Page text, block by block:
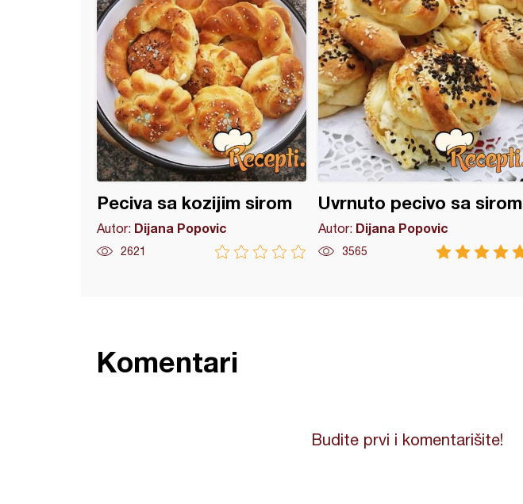
Peciva sa kozijim sirom
Autor: Dijana Popovic
2621
Uvrnuto pecivo sa sirom
Autor: Dijana Popovic
3565
Komentari
Budite prvi i komentarišite!